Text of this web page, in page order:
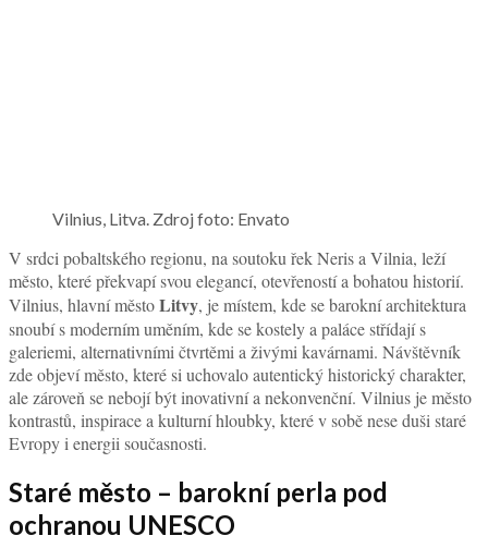
Vilnius, Litva. Zdroj foto: Envato
V srdci pobaltského regionu, na soutoku řek Neris a Vilnia, leží
město, které překvapí svou elegancí, otevřeností a bohatou historií.
Vilnius, hlavní městoLitvy, je místem, kde se barokní architektura
snoubí s moderním uměním, kde se kostely a paláce střídají s
galeriemi, alternativními čtvrtěmi a živými kavárnami. Návštěvník
zde objeví město, které si uchovalo autentický historický charakter,
ale zároveň se nebojí být inovativní a nekonvenční. Vilnius je město
kontrastů, inspirace a kulturní hloubky, které v sobě nese duši staré
Evropy i energii současnosti.
Staré město – barokní perla pod
ochranou UNESCO